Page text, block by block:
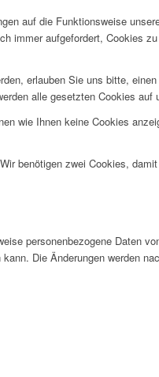
auf die Funktionsweise
immer aufgefordert, Cookies
erlauben Sie uns bitte,
alle gesetzten Cookies auf
wie Ihnen keine Cookies
benötigen zwei Cookies,
personenbezogene Daten
Die Änderungen werden